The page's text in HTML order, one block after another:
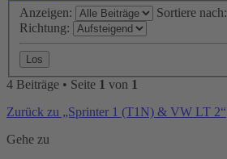
Anzeigen:
Sortiere nach:
Richtung:
4 Beiträge • Seite 1 von 1
Zurück zu „Sprinter 1 (T1N) & VW LT 2“
Gehe zu